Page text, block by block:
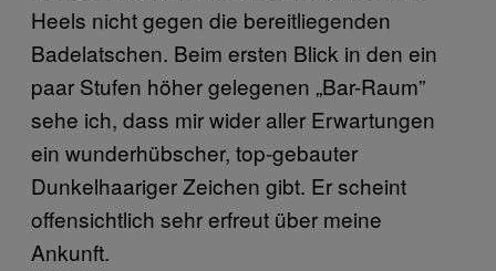
Heels nicht gegen die bereitliegenden
Badelatschen. Beim ersten Blick in den ein
paar Stufen höher gelegenen „Bar-Raum”
sehe ich, dass mir wider aller Erwartungen
ein wunderhübscher, top-gebauter
Dunkelhaariger Zeichen gibt. Er scheint
offensichtlich sehr erfreut über meine
Ankunft.